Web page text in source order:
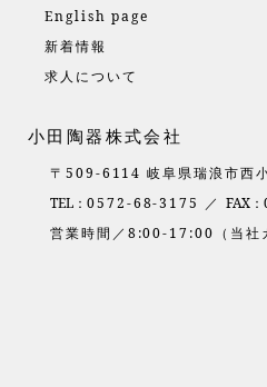
English page
新着情報
求人について
小田陶器株式会社
〒509-6114 岐阜県瑞浪市西
TEL： 0572-68-3175 ／ FAX：
営業時間／8:00-17:00（当社